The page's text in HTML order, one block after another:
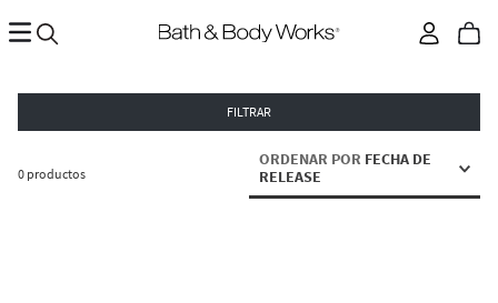
FILTRAR
0 productos
ORDENAR POR FECHA DE
RELEASE